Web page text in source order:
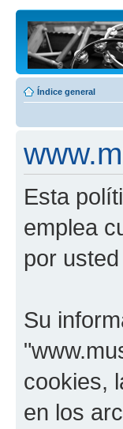
Índice general
Esta
emplea
por
Su
cookies,
en los